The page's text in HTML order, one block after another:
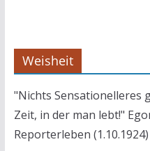
Weisheit
"Nichts Sensationelleres
Zeit, in der man lebt!"
Reporterleben (1.10.1924)